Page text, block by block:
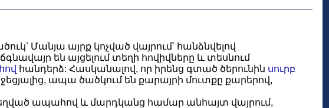
Մանյա այրք կոչված վայրում՝ հանձնվելով
են այցելում տեղի հովիվները և տեսնում
հանդերձ: Հասկանալով, որ իրենց գտած ծերունին սուրբ
ապա ծածկում են քարայրի մուտքը քարերով,
ապահով և մարդկանց համար անհայտ վայրում,